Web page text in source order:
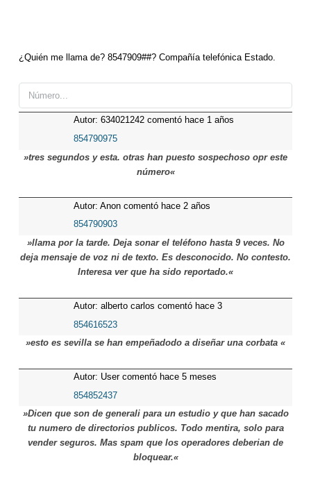
¿Quién me llama de? 8547909##? Compañía telefónica Estado.
Autor: 634021242 comentó hace 1 años
854790975
»tres segundos y esta. otras han puesto sospechoso opr este
número«
Autor: Anon comentó hace 2 años
854790903
»llama por la tarde. Deja sonar el teléfono hasta 9 veces. No
deja mensaje de voz ni de texto. Es desconocido. No contesto.
Interesa ver que ha sido reportado.«
Autor: alberto carlos comentó hace 3
meses
854616523
»esto es sevilla se han empeñadodo a diseñar una corbata «
Autor: User comentó hace 5 meses
854852437
»Dicen que son de generali para un estudio y que han sacado
tu numero de directorios publicos. Todo mentira, solo para
vender seguros. Mas spam que los operadores deberian de
bloquear.«